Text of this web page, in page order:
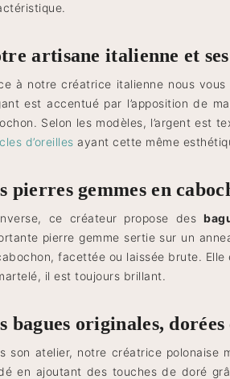
artisane italienne et
à notre créatrice italienne nous
est accentué par l’apposition de
Selon les modèles, l’argent est
d’oreilles ayant cette même
pierres gemmes en
ce créateur propose des
pierre gemme sertie sur un
facettée ou laissée brute. Elle
il est toujours brillant.
bagues originales, dorées
son atelier, notre créatrice polonaise
en ajoutant des touches de doré